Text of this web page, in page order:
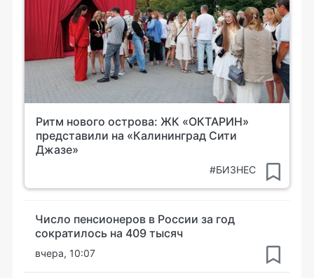
Ритм нового острова: ЖК «ОКТАРИН»
представили на «Калининград Сити
Джазе»
#БИЗНЕС
Число пенсионеров в России за год
сократилось на 409 тысяч
вчера, 10:07